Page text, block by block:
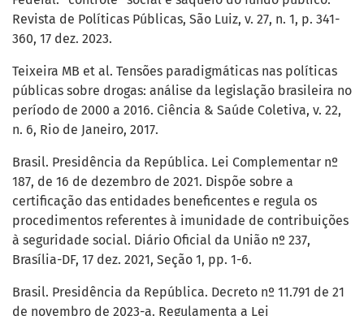
Revista de Políticas Públicas, São Luiz, v. 27, n. 1, p. 341-
360, 17 dez. 2023.
Teixeira MB et al. Tensões paradigmáticas nas políticas
públicas sobre drogas: análise da legislação brasileira no
período de 2000 a 2016. Ciência & Saúde Coletiva, v. 22,
n. 6, Rio de Janeiro, 2017.
Brasil. Presidência da República. Lei Complementar nº
187, de 16 de dezembro de 2021. Dispõe sobre a
certificação das entidades beneficentes e regula os
procedimentos referentes à imunidade de contribuições
à seguridade social. Diário Oficial da União nº 237,
Brasília-DF, 17 dez. 2021, Seção 1, pp. 1-6.
Brasil. Presidência da República. Decreto nº 11.791 de 21
de novembro de 2023-a. Regulamenta a Lei